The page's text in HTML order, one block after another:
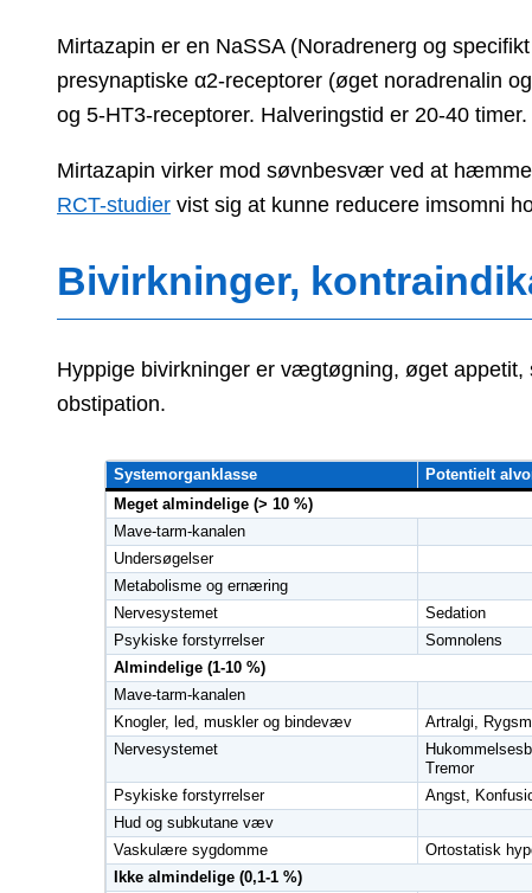
Mirtazapin er en NaSSA (Noradrenerg og
presynaptiske α2-receptorer (øget noradrenalin
og 5-HT3-receptorer. Halveringstid er 20-40
Mirtazapin virker mod søvnbesvær ved at
RCT-studier vist sig at kunne reducere imsomni
Bivirkninger,
Hyppige bivirkninger er vægtøgning, øget
obstipation.
Systemorganklasse Potentielt
Meget almindelige (> 10 %)
Mave-tarm-kanalen
Undersøgelser
Metabolisme og ernæring
Nervesystemet
Sedation
Psykiske forstyrrelser
Somnolens
Almindelige (1-10 %)
Mave-tarm-kanalen
Knogler, led, muskler og bindevæv
Artralgi,
Nervesystemet
Tremor
Psykiske forstyrrelser
Angst,
Hud og subkutane væv
Vaskulære sygdomme
Ortostatisk
Ikke almindelige (0,1-1 %)